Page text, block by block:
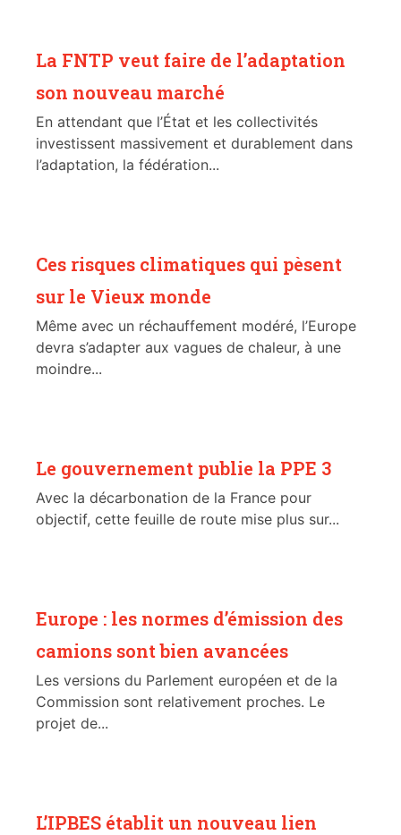
La FNTP veut faire de l’adaptation
son nouveau marché
En attendant que l’État et les collectivités
investissent massivement et durablement dans
l’adaptation, la fédération...
Ces risques climatiques qui pèsent
sur le Vieux monde
Même avec un réchauffement modéré, l’Europe
devra s’adapter aux vagues de chaleur, à une
moindre...
Le gouvernement publie la PPE 3
Avec la décarbonation de la France pour
objectif, cette feuille de route mise plus sur...
Europe : les normes d’émission des
camions sont bien avancées
Les versions du Parlement européen et de la
Commission sont relativement proches. Le
projet de...
L’IPBES établit un nouveau lien